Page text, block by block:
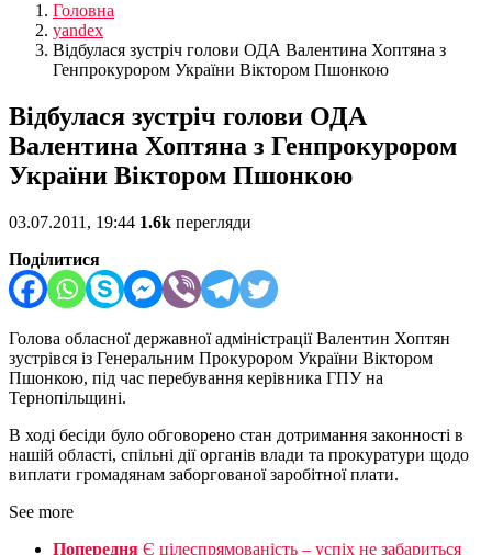
Головна
yandex
Відбулася зустріч голови ОДА Валентина Хоптяна з
Генпрокурором України Віктором Пшонкою
Відбулася зустріч голови ОДА
Валентина Хоптяна з Генпрокурором
України Віктором Пшонкою
03.07.2011, 19:44 1.6k перегляди
Поділитися
Голова обласної державної адміністрації Валентин Хоптян
зустрівся із Генеральним Прокурором України Віктором
Пшонкою, під час перебування керівника ГПУ на
Тернопільщині.
В ході бесіди було обговорено стан дотримання законності в
нашій області, спільні дії органів влади та прокуратури щодо
виплати громадянам заборгованої заробітної плати.
See more
Попередня Є цілеспрямованість – успіх не забариться